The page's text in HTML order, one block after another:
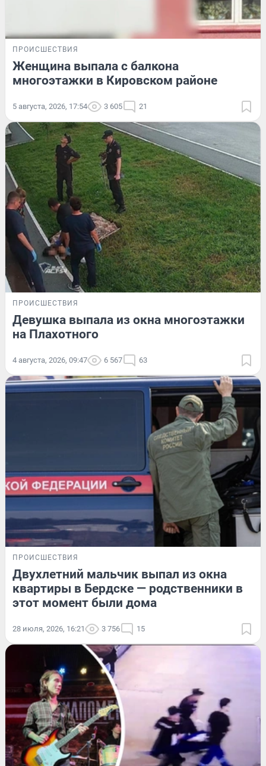
ПРОИСШЕСТВИЯ
Женщина выпала с балкона
многоэтажки в Кировском районе
5 августа, 2026, 17:54 3 605 21
ПРОИСШЕСТВИЯ
Девушка выпала из окна многоэтажки
на Плахотного
4 августа, 2026, 09:47 6 567 63
ПРОИСШЕСТВИЯ
Двухлетний мальчик выпал из окна
квартиры в Бердске — родственники в
этот момент были дома
28 июля, 2026, 16:21 3 756 15